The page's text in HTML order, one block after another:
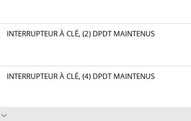
INTERRUPTEUR À CLÉ, (2) DPDT MAINTENUS
INTERRUPTEUR À CLÉ, (4) DPDT MAINTENUS